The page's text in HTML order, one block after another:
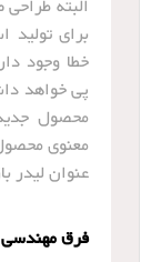
البته
برای
خطا وجود
پی خواهد
محصول
معنوی
عنوان لیدر
فرق